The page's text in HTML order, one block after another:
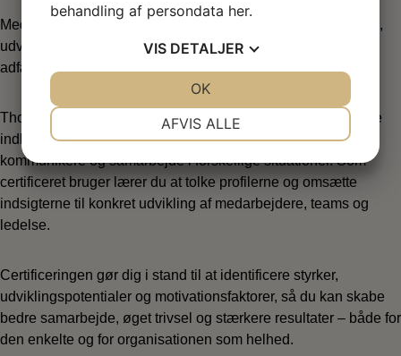
Med en DISC-certificering får du et stærkt værktøj til at forstå,
udvikle og lede mennesker med udgangspunkt i deres
adfærdsmæssige præferencer.
Thomas PPA (Person Profil Analysen) giver et dybdegående
indblik i, hvordan mennesker foretrækker at agere,
kommunikere og samarbejde i forskellige situationer. Som
certificeret bruger lærer du at tolke profilerne og omsætte
indsigterne til konkret udvikling af medarbejdere, teams og
ledelse.
Certificeringen gør dig i stand til at identificere styrker,
udviklingspotentialer og motivationsfaktorer, så du kan skabe
bedre samarbejde, øget trivsel og stærkere resultater – både for
den enkelte og for organisationen som helhed.
behandling af persondata her.
VIS DETALJER
MARKETING STATISTIK
AFVIS ALLE
OK